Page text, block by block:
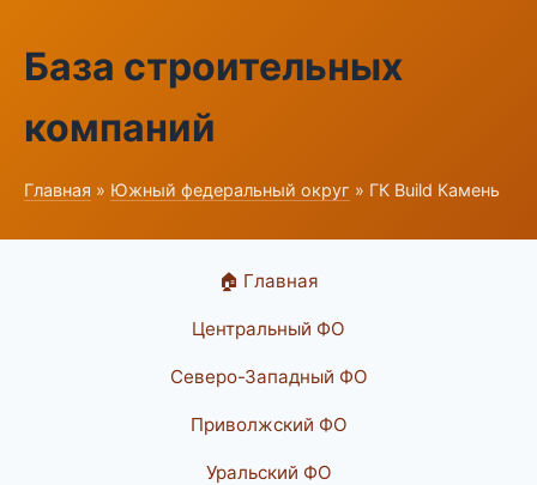
База строительных
компаний
Главная » Южный федеральный округ » ГК Build Камень
🏠 Главная
Центральный ФО
Северо-Западный ФО
Приволжский ФО
Уральский ФО